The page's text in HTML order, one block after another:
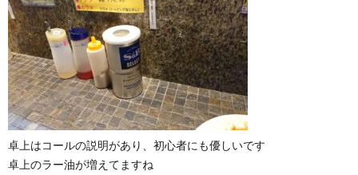
卓上はコールの説明があり、初心者にも優しいです
卓上のラー油が増えてますね